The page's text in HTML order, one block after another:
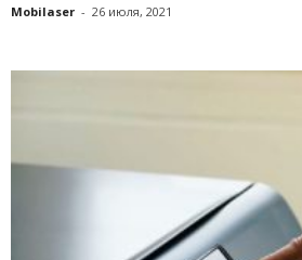
Mobilaser - 26 июля, 2021